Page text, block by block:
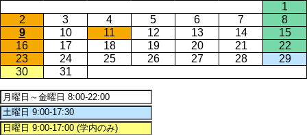
1
2
3 4 5 6 7
8
9
10 11 12 13 14
15
16
17 18 19 20 21
22
23
24 25 26 27 28
29
30
31